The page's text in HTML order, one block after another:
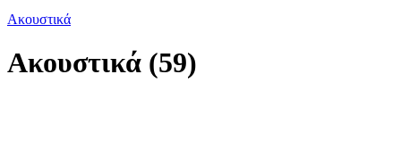
Ακουστικά
Ακουστικά (59)